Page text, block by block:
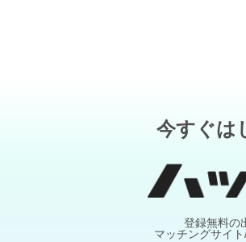
今すぐは
登録無料の
マッチングサイ